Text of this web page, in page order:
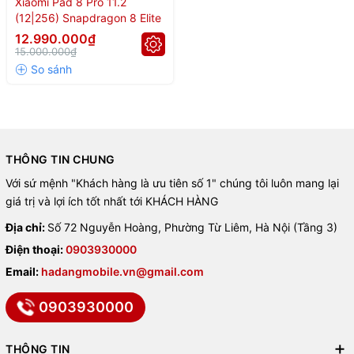
điểm AnTuTu. Đây là một trong những chipset mạnh nhất hiện nay
trên tablet Android, giúp thiết bị xử lý mượt mọi tác vụ từ học tập,
làm việc cho tới gaming chuyên nghiệp.
📱 Màn hình 3.2K 144Hz sắc nét
🎮 Chơi game max setting cực mượt
⚡ Sạc nhanh 67W tiện lợi
📸 Camera 50MP, selfie 32MP
✍️ Hỗ trợ bút cảm ứng thông minh
(12|256) Snapdragon 8 Elite
12.990.000₫
15.000.000₫
THÔNG TIN CHUNG
Với sứ mệnh "Khách hàng là ưu tiên số 1" chúng tôi luôn mang lại
giá trị và lợi ích tốt nhất tới KHÁCH HÀNG
Địa chỉ: Số 72 Nguyễn Hoàng, Phường Từ Liêm, Hà Nội (Tầng 3)
Điện thoại:0903930000
Email: hadangmobile.vn@gmail.com
0903930000
THÔNG TIN